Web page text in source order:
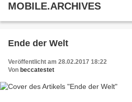
MOBILE.ARCHIVES
Ende der Welt
Veröffentlicht am 28.02.2017 18:22
Von beccatestet